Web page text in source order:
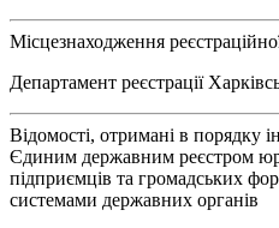
Місцезнаходження
Департамент реєстрації
Відомості, отримані в порядку
Єдиним державним реєстром
підприємців та громадських
системами державних органів